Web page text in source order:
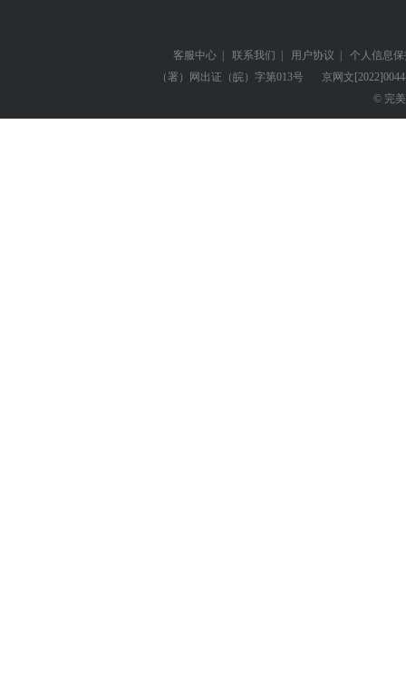
客服中心 | 联系我们 | 用户协议 |
个人信息
（署）网出证（皖）字第013号
京网文
© 完美